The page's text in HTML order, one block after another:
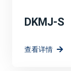
宸瑞科技在薄
DKMJ-S
查看详情